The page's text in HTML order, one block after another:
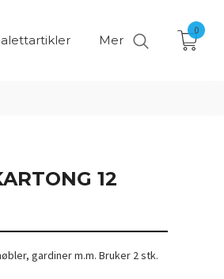
Mer
0
12
gardiner m.m. Bruker 2 stk.